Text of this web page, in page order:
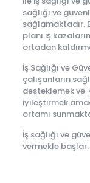
sağlığı ve
sağlamaktadır.
planı iş
ortadan
İş Sağlığı ve
çalışanların
desteklemek ve
iyileştirmek
ortamı
İş sağlığı ve
vermekle başlar.